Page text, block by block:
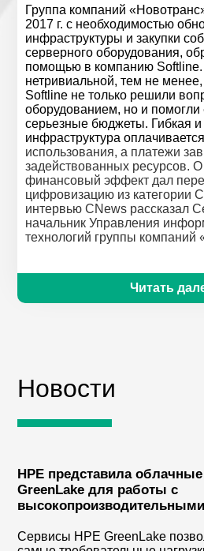
Группа компаний
2017 г. с необходимостью
инфраструктуры и закупки
серверного оборудования,
помощью в компанию Softline.
нетривиальной, тем не
Softline не только решили
оборудованием, но и помогли
серьезные бюджеты. Гибкая
инфраструктура оплачивается
использования, а платежи
задействованных ресурсов. О
финансовый эффект дал
цифровизацию из категории
интервью CNews рассказал
начальник Управления
технологий группы компаний
Читать
Новости
HPE представила
GreenLake для работы с
Сервисы HPE GreenLake